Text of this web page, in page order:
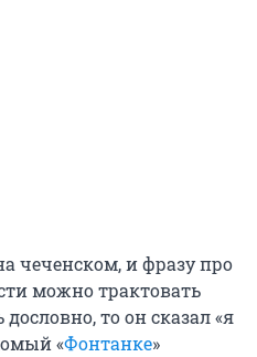
чеченском, и фразу про
можно трактовать
то он сказал «я
«Фонтанке»